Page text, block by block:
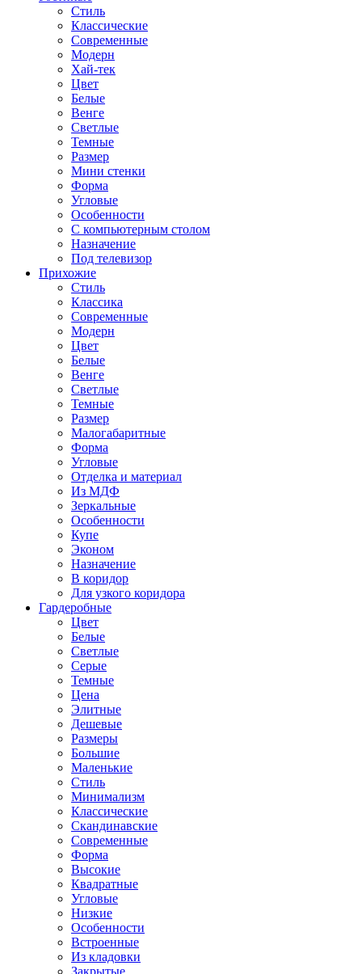
Стиль
Классические
Современные
Модерн
Хай-тек
Цвет
Белые
Венге
Светлые
Темные
Размер
Мини стенки
Форма
Угловые
Особенности
С компьютерным столом
Назначение
Под телевизор
Прихожие
Стиль
Классика
Современные
Модерн
Цвет
Белые
Венге
Светлые
Темные
Размер
Малогабаритные
Форма
Угловые
Отделка и материал
Из МДФ
Зеркальные
Особенности
Купе
Эконом
Назначение
В коридор
Для узкого коридора
Гардеробные
Цвет
Белые
Светлые
Серые
Темные
Цена
Элитные
Дешевые
Размеры
Большие
Маленькие
Стиль
Минимализм
Классические
Скандинавские
Современные
Форма
Высокие
Квадратные
Угловые
Низкие
Особенности
Встроенные
Из кладовки
Закрытые